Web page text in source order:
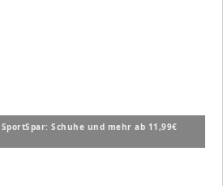
Schuhe und mehr ab 11,99€